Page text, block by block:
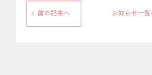
前の記事へ お知らせ一覧